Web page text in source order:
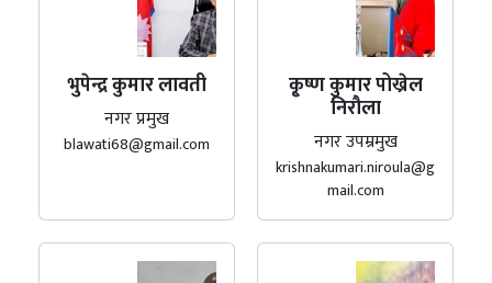
भुपेन्द्र कुमार लावती
नगर प्रमुख
blawati68@gmail.com
कृ्ष्ण कुमार पोख्रेल
निरौला
नगर उपम्रमुख
krishnakumari.niroula@g
mail.com